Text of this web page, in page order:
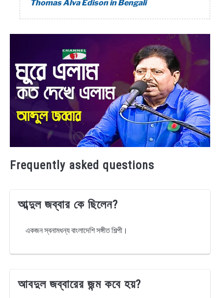
Thomas Alva Edison in Bengali
Frequently asked questions
আব্দুল জব্বার কে ছিলেন?
একজন স্বনামধন্য বাংলাদেশি সঙ্গীত শিল্পী।
আবদুল জব্বারের জন্ম কবে হয়?